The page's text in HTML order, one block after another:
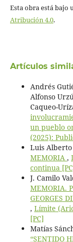
Esta obra está bajo
Atribución 4.0.
Artículos
Andrés
Alfonso
Caqueo-
un pueblo
(2025):
Luis
MEMORIA ,
continua
J. Camilo
MEMORIA.
GEORGES
, Límite
[PC]
Matías
“SENTIDO